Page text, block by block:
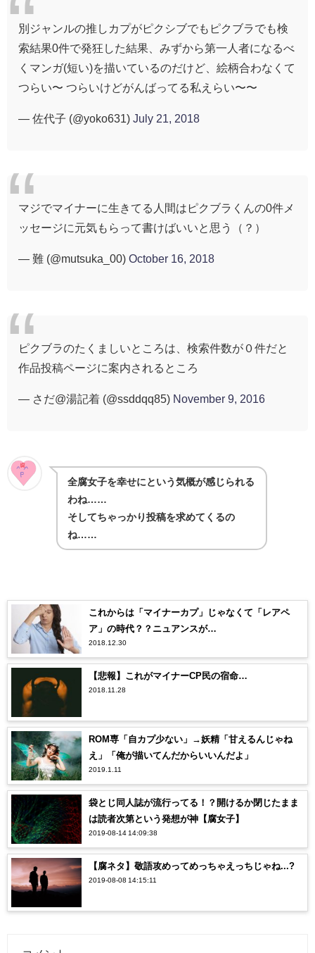
別ジャンルの推しカプがピクシブでもピクブラでも検
索結果0件で発狂した結果、みずから第一人者になるべ
くマンガ(短い)を描いているのだけど、絵柄合わなくて
つらい〜 つらいけどがんばってる私えらい〜〜
— 佐代子 (@yoko631) July 21, 2018
マジでマイナーに生きてる人間はピクブラくんの0件メ
ッセージに元気もらって書けばいいと思う（？）
— 難 (@mutsuka_00) October 16, 2018
ピクブラのたくましいところは、検索件数が０件だと
作品投稿ページに案内されるところ
— さだ@湯記着 (@ssddqq85) November 9, 2016
全腐女子を幸せにという気概が感じられる
わね……
そしてちゃっかり投稿を求めてくるの
ね……
これからは「マイナーカプ」じゃなくて「レアペ
ア」の時代？？ニュアンスが…
2018.12.30
【悲報】これがマイナーCP民の宿命…
2018.11.28
ROM専「自カプ少ない」→妖精「甘えるんじゃね
え」「俺が描いてんだからいいんだよ」
2019.1.11
袋とじ同人誌が流行ってる！？開けるか閉じたまま
は読者次第という発想が神【腐女子】
2019-08-14 14:09:38
【腐ネタ】敬語攻めってめっちゃえっちじゃね...?
2019-08-08 14:15:11